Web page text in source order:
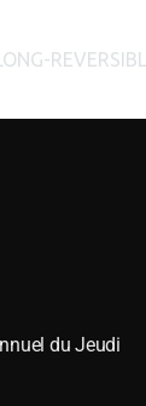
du Jeudi